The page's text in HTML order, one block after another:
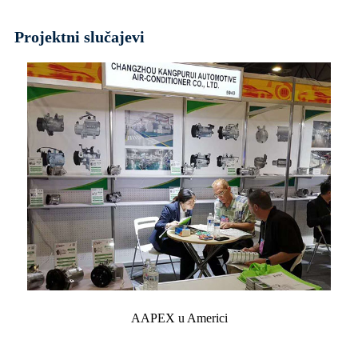
Projektni slučajevi
AAPEX u Americi